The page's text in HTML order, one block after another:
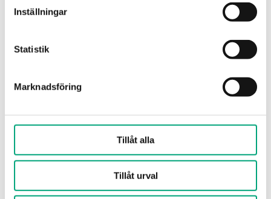
Inställningar
Statistik
Marknadsföring
Tillåt alla
Tillåt urval
gaser.